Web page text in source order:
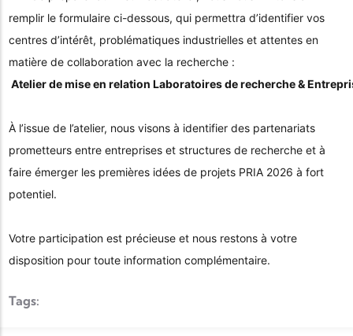
remplir le formulaire ci-dessous, qui permettra d’identifier vos
centres d’intérêt, problématiques industrielles et attentes en
matière de collaboration avec la recherche :
Atelier de mise en relation Laboratoires de recherche &
À l’issue de l’atelier, nous visons à identifier des partenariats
prometteurs entre entreprises et structures de recherche et à
faire émerger les premières idées de projets PRIA 2026 à fort
potentiel.
Votre participation est précieuse et nous restons à votre
disposition pour toute information complémentaire.
Tags: